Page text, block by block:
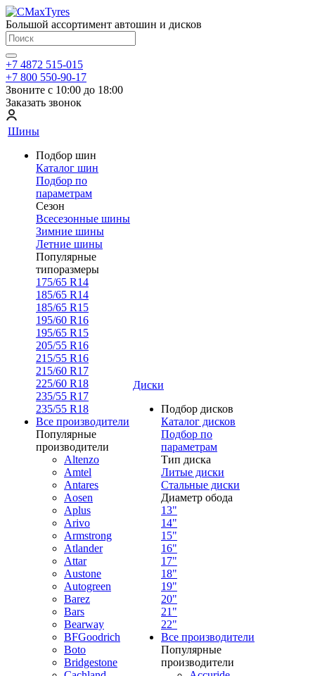
Большой ассортимент автошин и дисков
+7 4872 515-015
+7 800 550-90-17
Звоните с 10:00 до 18:00
Заказать звонок
Шины
Подбор шин
Каталог шин
Подбор по
параметрам
Сезон
Всесезонные шины
Зимние шины
Летние шины
Популярные
типоразмеры
175/65 R14
185/65 R14
185/65 R15
195/60 R16
195/65 R15
205/55 R16
215/55 R16
215/60 R17
225/60 R18
235/55 R17
235/55 R18
Все производители
Популярные
производители
Altenzo
Amtel
Antares
Aosen
Aplus
Arivo
Armstrong
Atlander
Attar
Austone
Autogreen
Barez
Bars
Bearway
BFGoodrich
Boto
Bridgestone
Диски
Подбор дисков
Каталог дисков
Подбор по
параметрам
Тип диска
Литые диски
Стальные диски
Диаметр обода
13"
14"
15"
16"
17"
18"
19"
20"
21"
22"
Все производители
Популярные
производители